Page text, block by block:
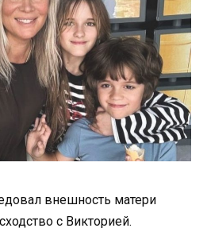
внешность матери
с Викторией.